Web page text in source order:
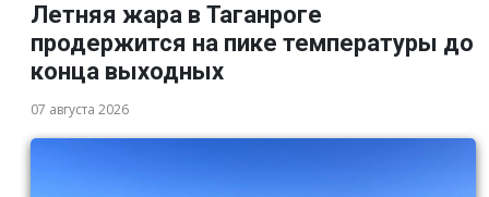
Летняя жара в Таганроге
продержится на пике температуры до
конца выходных
07 августа 2026